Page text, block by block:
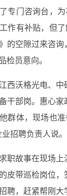
专门咨询台，
作有补贴，但
的空隙过来咨
检员意向。
西沃格光电、
干部岗。惠心
群体，现场也
招聘负责人说
职故事在现场
皮带巡检岗位
聘，赶紧帮刚